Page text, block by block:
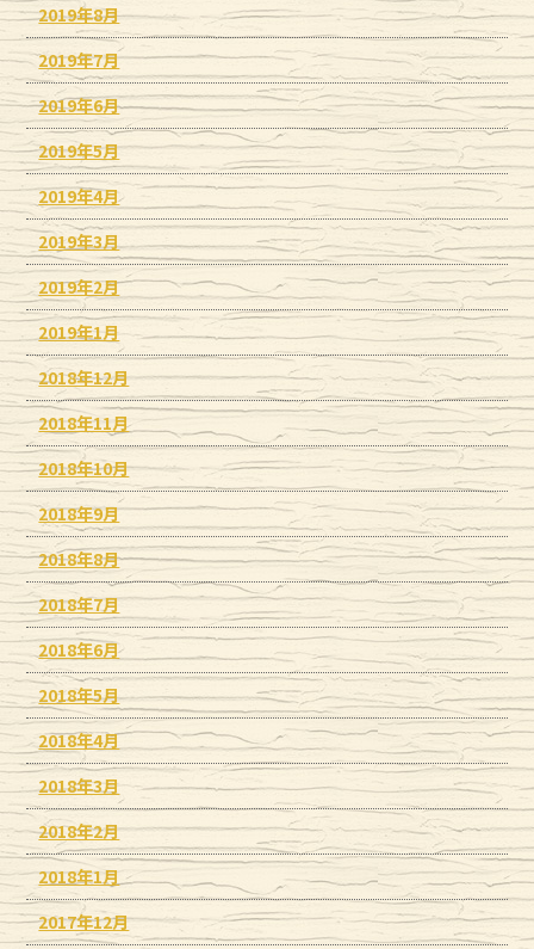
2019年8月
2019年7月
2019年6月
2019年5月
2019年4月
2019年3月
2019年2月
2019年1月
2018年12月
2018年11月
2018年10月
2018年9月
2018年8月
2018年7月
2018年6月
2018年5月
2018年4月
2018年3月
2018年2月
2018年1月
2017年12月